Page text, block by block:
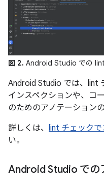
図 2. Android Studio での lint
Android Studio では、lint
インスペクションや、コ
のためのアノテーション
詳しくは、 lint チェック
い。
Android Studio での